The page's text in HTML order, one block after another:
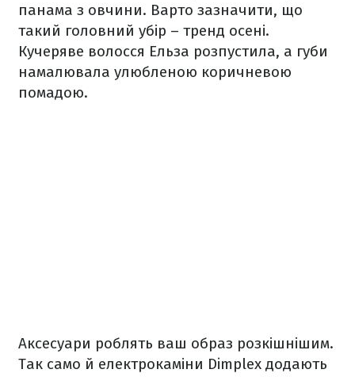
панама з овчини. Варто зазначити, що
такий головний убір – тренд осені.
Кучеряве волосся Ельза розпустила, а губи
намалювала улюбленою коричневою
помадою.
Аксесуари роблять ваш образ розкішнішим.
Так само й електрокаміни Dimplex додають